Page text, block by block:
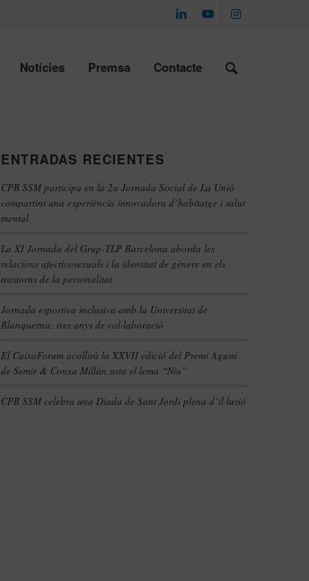
Notícies Premsa Contacte
ENTRADAS RECIENTES
CPB SSM participa en la 2a Jornada Social de La Unió
compartint una experiència innovadora d’habitatge i salut
mental
La XI Jornada del Grup-TLP Barcelona aborda les
relacions afectivosexuals i la identitat de gènere en els
trastorns de la personalitat
Jornada esportiva inclusiva amb la Universitat de
Blanquerna: tres anys de col·laboració
El CaixaForum acollirà la XXVII edició del Premi Agustí
de Semir & Conxa Millán sota el lema “Niu”
CPB SSM celebra una Diada de Sant Jordi plena d’il·lusió